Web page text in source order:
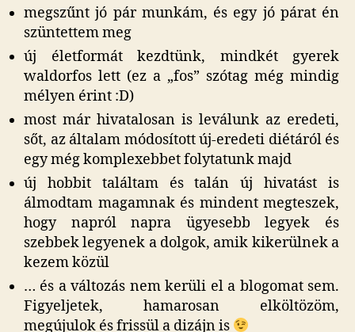
megszűnt jó pár munkám, és egy jó párat én
szüntettem meg
új életformát kezdtünk, mindkét gyerek
waldorfos lett (ez a „fos” szótag még mindig
mélyen érint :D)
most már hivatalosan is leválunk az eredeti,
sőt, az általam módosított új-eredeti diétáról és
egy még komplexebbet folytatunk majd
új hobbit találtam és talán új hivatást is
álmodtam magamnak és mindent megteszek,
hogy napról napra ügyesebb legyek és
szebbek legyenek a dolgok, amik kikerülnek a
kezem közül
… és a változás nem kerüli el a blogomat sem.
Figyeljetek, hamarosan elköltözöm,
megújulok és frissül a dizájn is